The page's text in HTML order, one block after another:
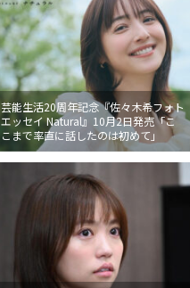
芸能生活20周年記念『佐々木希フォト
エッセイ Natural』10月2日発売「こ
こまで率直に話したのは初めて」